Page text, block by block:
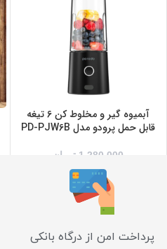
آبمیوه گیر و مخلوط کن 6 تیغه
قابل حمل پرودو مدل PD-PJW6B
1,280,000 تومان
پرداخت امن از درگاه بانکی